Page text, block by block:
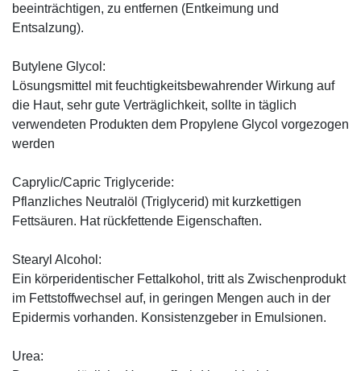
beeinträchtigen, zu entfernen (Entkeimung und
Entsalzung).
Butylene Glycol:
Lösungsmittel mit feuchtigkeitsbewahrender Wirkung auf
die Haut, sehr gute Verträglichkeit, sollte in täglich
verwendeten Produkten dem Propylene Glycol vorgezogen
werden
Caprylic/Capric Triglyceride:
Pflanzliches Neutralöl (Triglycerid) mit kurzkettigen
Fettsäuren. Hat rückfettende Eigenschaften.
Stearyl Alcohol:
Ein körperidentischer Fettalkohol, tritt als Zwischenprodukt
im Fettstoffwechsel auf, in geringen Mengen auch in der
Epidermis vorhanden. Konsistenzgeber in Emulsionen.
Urea: